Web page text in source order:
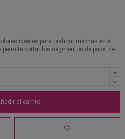
ideales para realizar mechas en el
cortar los segmentos de papel de
al carrito